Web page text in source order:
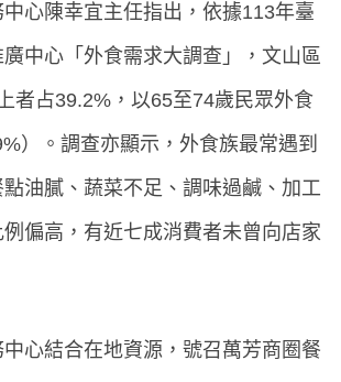
心陳幸宜主任指出，依據113年臺
中心「外食需求大調查」，文山區
者占39.2%，以65至74歲民眾外食
）。調查亦顯示，外食族最常遇到
油膩、蔬菜不足、調味過鹹、加工
偏高，有近七成消費者未曾向店家
心結合在地資源，號召萬芳商圈餐